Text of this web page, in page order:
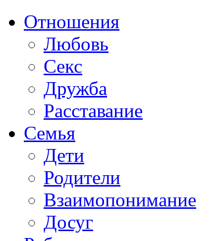
Отношения
Любовь
Секс
Дружба
Расставание
Семья
Дети
Родители
Взаимопонимание
Досуг